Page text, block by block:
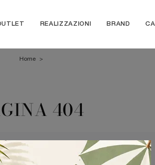
REALIZZAZIONI BRAND
Home >
404